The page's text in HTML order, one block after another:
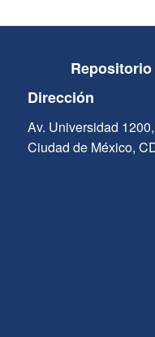
Dirección
Av. Universidad
Ciudad de México,